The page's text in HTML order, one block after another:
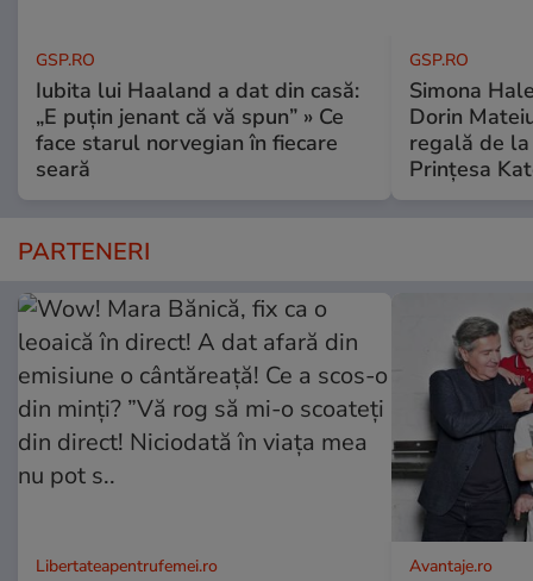
GSP.RO
Iubita lui Haaland a dat din casă:
„E puțin jenant că vă spun” » Ce
face starul norvegian în fiecare
seară
GSP.RO
Simona
Dorin
regală de
Prințesa
PARTENERI
Libertateapentrufemei.ro Avantaje.ro